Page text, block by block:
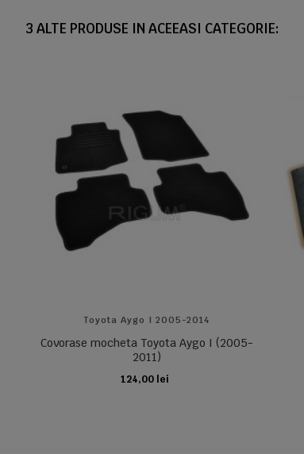
3 ALTE PRODUSE IN ACEEASI CATEGORIE:
Toyota Aygo I 2005-2014
Covorase mocheta Toyota Aygo I (2005-
2011)
124,00 lei
ADAUGA IN COS